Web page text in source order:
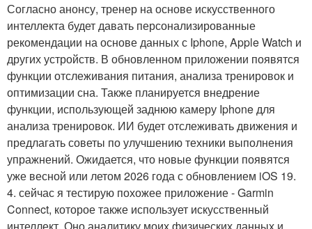
Согласно анонсу, тренер на основе искусственного
интеллекта будет давать персонализированные
рекомендации на основе данных с Iphone, Apple Watch и
других устройств. В обновленном приложении появятся
функции отслеживания питания, анализа тренировок и
оптимизации сна. Также планируется внедрение
функции, использующей заднюю камеру Iphone для
анализа тренировок. ИИ будет отслеживать движения и
предлагать советы по улучшению техники выполнения
упражнений. Ожидается, что новые функции появятся
уже весной или летом 2026 года с обновлением iOS 19.
4. сейчас я тестирую похожее приложение - Garmin
Connect, которое также использует искусственный